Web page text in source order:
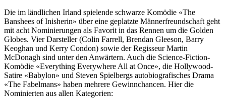
Die im ländlichen Irland spielende schwarze Komödie «The
Banshees of Inisherin» über eine geplatzte Männerfreundschaft geht
mit acht Nominierungen als Favorit in das Rennen um die Golden
Globes. Vier Darsteller (Colin Farrell, Brendan Gleeson, Barry
Keoghan und Kerry Condon) sowie der Regisseur Martin
McDonagh sind unter den Anwärtern. Auch die Science-Fiction-
Komödie «Everything Everywhere All at Once», die Hollywood-
Satire «Babylon» und Steven Spielbergs autobiografisches Drama
«The Fabelmans» haben mehrere Gewinnchancen. Hier die
Nominierten aus allen Kategorien: